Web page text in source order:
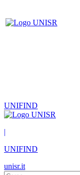
UNIFIND
|
UNIFIND
unisr.it